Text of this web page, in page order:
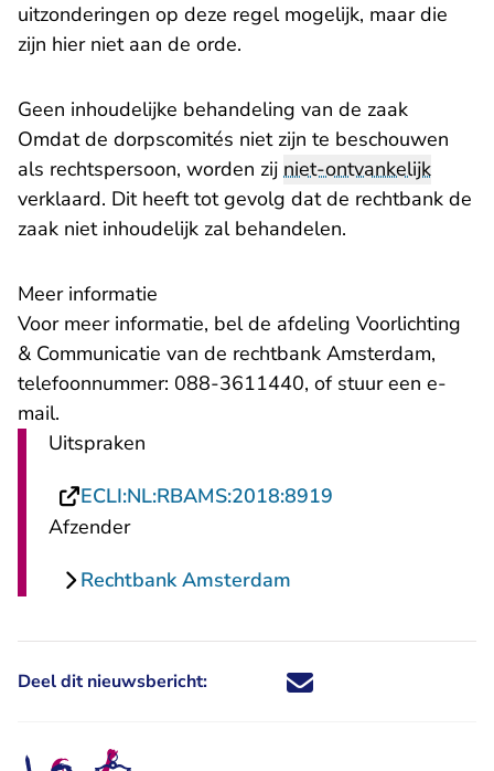
uitzonderingen op deze regel mogelijk, maar die
zijn hier niet aan de orde.
Geen inhoudelijke behandeling van de zaak
Omdat de dorpscomités niet zijn te beschouwen
als rechtspersoon, worden zij niet-ontvankelijk
verklaard. Dit heeft tot gevolg dat de rechtbank de
zaak niet inhoudelijk zal behandelen.
Meer informatie
Voor meer informatie, bel de afdeling Voorlichting
& Communicatie van de rechtbank Amsterdam,
telefoonnummer: 088-3611440, of stuur een e-
mail- U verlaat Rechtspraak.nl
.
Uitspraken
ECLI:NL:RBAMS:2018:8919
Afzender
Rechtbank Amsterdam
Deel dit nieuwsbericht: Deel dit nieuwsbericht via X -
Deel dit nieuwsbericht via
Deel dit nieuwsbericht
Deel dit